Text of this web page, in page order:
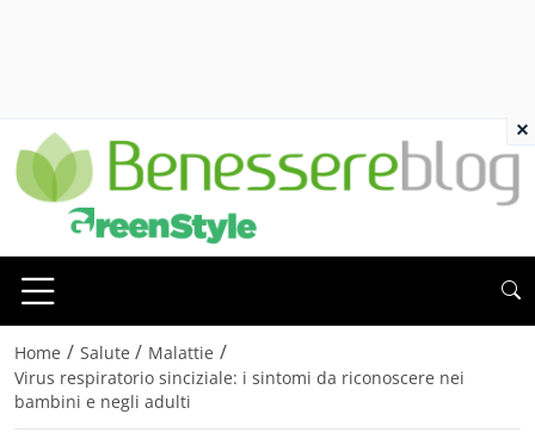
Home / Salute / Malattie /
Virus respiratorio sinciziale: i sintomi da riconoscere nei
bambini e negli adulti
×